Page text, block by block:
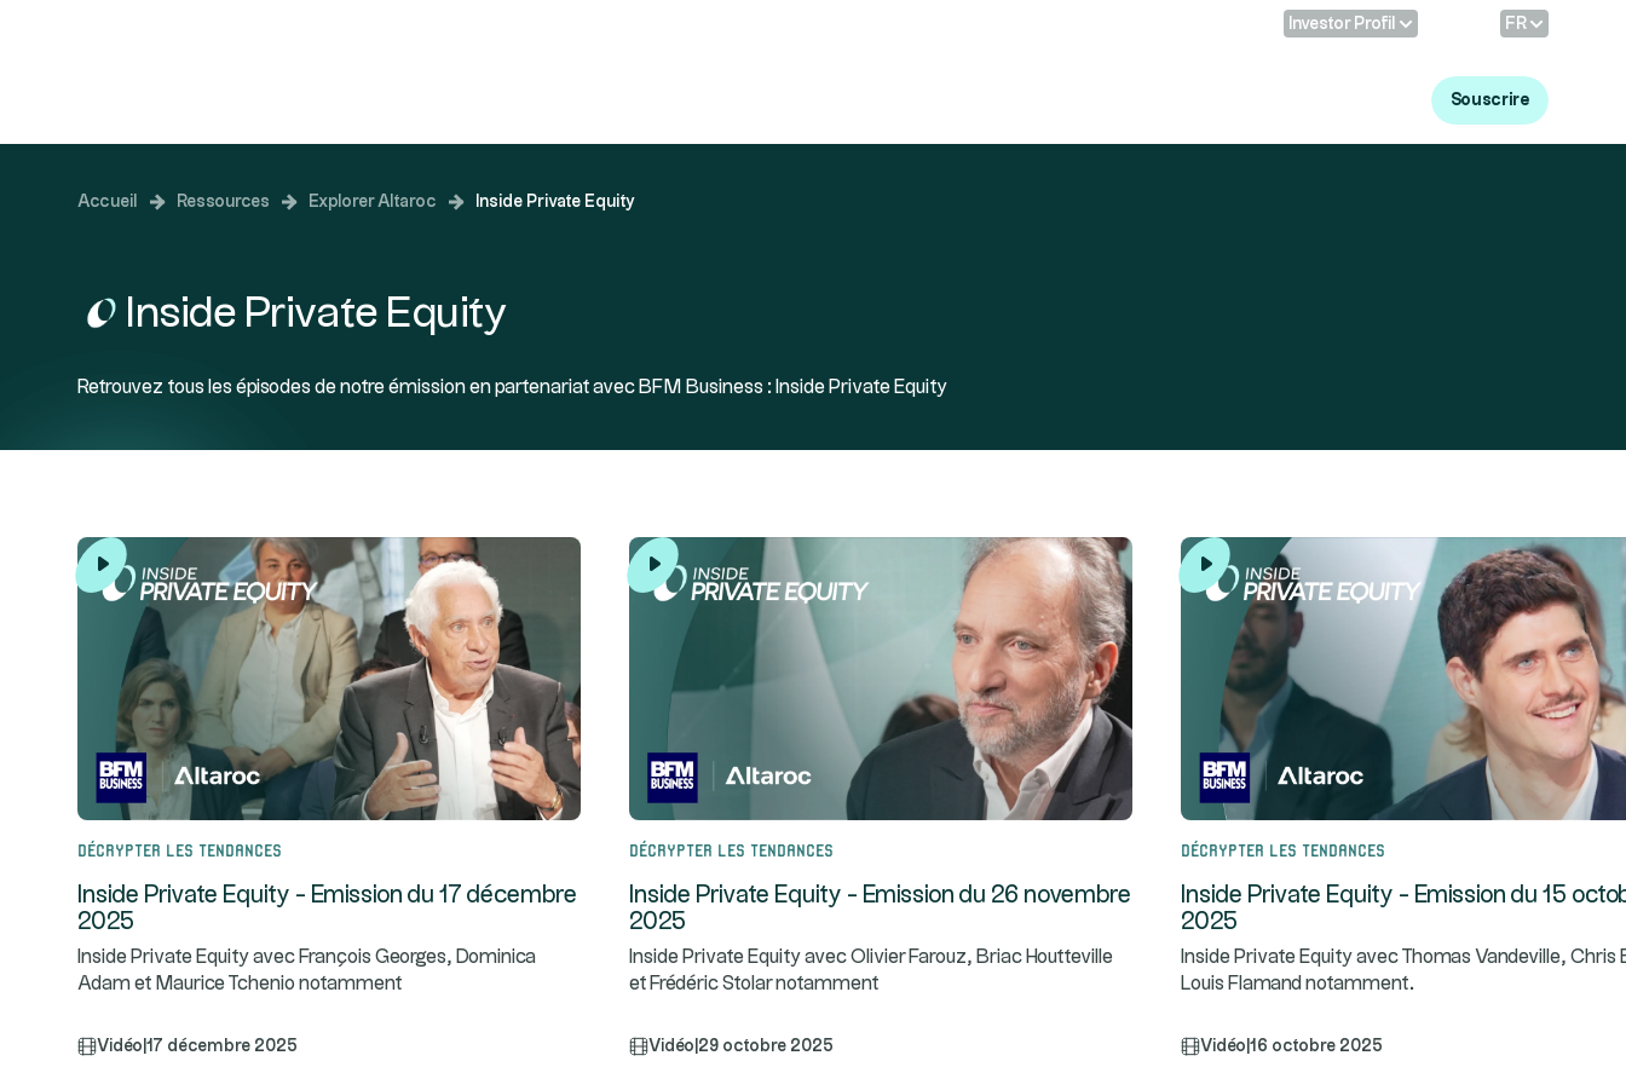
Investor Profil FR
Souscrire
Accueil Ressources Explorer Altaroc Inside Private Equity
Inside Private Equity
Retrouvez tous les épisodes de notre émission en partenariat avec BFM Business : Inside Private Equity
Décrypter les tendances
Inside Private Equity - Emission du 17 décembre
2025
Inside Private Equity avec François Georges, Dominica
Adam et Maurice Tchenio notamment
Vidéo 17 décembre 2025
Décrypter les tendances
Inside Private Equity - Emission du 26 novembre
2025
Inside Private Equity avec Olivier Farouz, Briac Houtteville
et Frédéric Stolar notamment
Vidéo 29 octobre 2025
Décrypter les tendances
Inside Private Equity - Emission du 15
2025
Inside Private Equity avec Thomas Vandeville, Chris
Louis Flamand notamment.
Vidéo 16 octobre 2025